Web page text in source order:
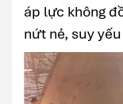
áp lực không
nứt nẻ, suy